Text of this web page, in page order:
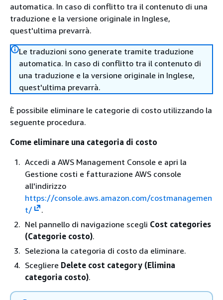
automatica. In caso di conflitto tra il contenuto di una
traduzione e la versione originale in Inglese,
quest'ultima prevarrà.
Le traduzioni sono generate tramite traduzione
automatica. In caso di conflitto tra il contenuto di
una traduzione e la versione originale in Inglese,
quest'ultima prevarrà.
È possibile eliminare le categorie di costo utilizzando la
seguente procedura.
Come eliminare una categoria di costo
Accedi a AWS Management Console e apri la
Gestione costi e fatturazione AWS console
all'indirizzo
https://console.aws.amazon.com/costmanagemen
t/
.
Nel pannello di navigazione scegli Cost categories
(Categorie costo).
Seleziona la categoria di costo da eliminare.
Scegliere Delete cost category (Elimina
categoria costo).